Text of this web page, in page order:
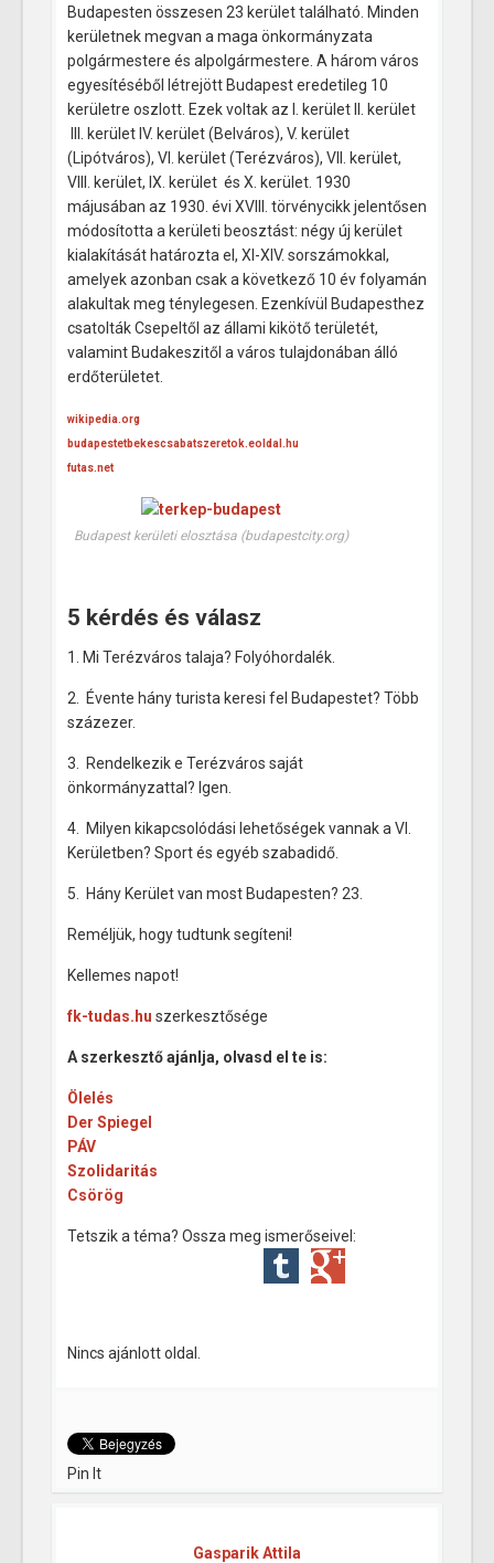
Budapesten összesen 23 kerület található. Minden
kerületnek megvan a maga önkormányzata
polgármestere és alpolgármestere. A három város
egyesítéséből létrejött Budapest eredetileg 10
kerületre oszlott. Ezek voltak az I. kerület II. kerület
III. kerület IV. kerület (Belváros), V. kerület
(Lipótváros), VI. kerület (Terézváros), VII. kerület,
VIII. kerület, IX. kerület és X. kerület. 1930
májusában az 1930. évi XVIII. törvénycikk jelentősen
módosította a kerületi beosztást: négy új kerület
kialakítását határozta el, XI-XIV. sorszámokkal,
amelyek azonban csak a következő 10 év folyamán
alakultak meg ténylegesen. Ezenkívül Budapesthez
csatolták Csepeltől az állami kikötő területét,
valamint Budakeszitől a város tulajdonában álló
erdőterületet.
wikipedia.org
budapestetbekescsabatszeretok.eoldal.hu
futas.net
Budapest kerületi elosztása (budapestcity.org)
5 kérdés és válasz
1. Mi Terézváros talaja? Folyóhordalék.
2. Évente hány turista keresi fel Budapestet? Több
százezer.
3. Rendelkezik e Terézváros saját
önkormányzattal? Igen.
4. Milyen kikapcsolódási lehetőségek vannak a VI.
Kerületben? Sport és egyéb szabadidő.
5. Hány Kerület van most Budapesten? 23.
Reméljük, hogy tudtunk segíteni!
Kellemes napot!
fk-tudas.hu szerkesztősége
A szerkesztő ajánlja, olvasd el te is:
Ölelés
Der Spiegel
PÁV
Szolidaritás
Csörög
Tetszik a téma? Ossza meg ismerőseivel:
Nincs ajánlott oldal.
Pin It
Gasparik Attila